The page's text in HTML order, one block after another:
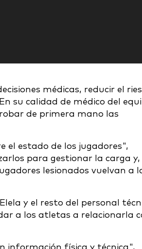
médicas, reducir el
su calidad de médico del
de primera mano las
el estado de los jugadores",
para gestionar la carga y,
lesionados vuelvan a
y el resto del personal
a los atletas a relacionarla